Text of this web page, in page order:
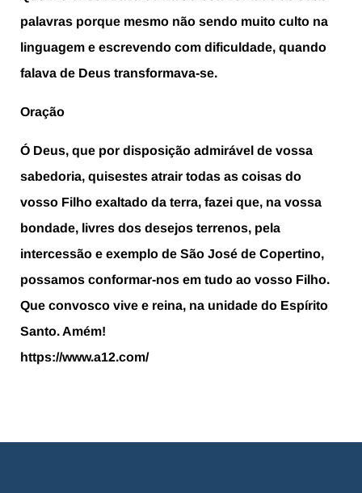
palavras porque mesmo não sendo muito culto na
linguagem e escrevendo com dificuldade, quando
falava de Deus transformava-se.
Oração
Ó Deus, que por disposição admirável de vossa
sabedoria, quisestes atrair todas as coisas do
vosso Filho exaltado da terra, fazei que, na vossa
bondade, livres dos desejos terrenos, pela
intercessão e exemplo de São José de Copertino,
possamos conformar-nos em tudo ao vosso Filho.
Que convosco vive e reina, na unidade do Espírito
Santo. Amém!
https://www.a12.com/